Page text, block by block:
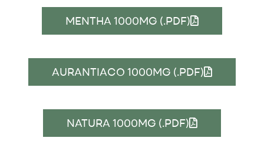
MENTHA 1000MG (.PDF)
AURANTIACO 1000MG (.PDF)
NATURA 1000MG (.PDF)